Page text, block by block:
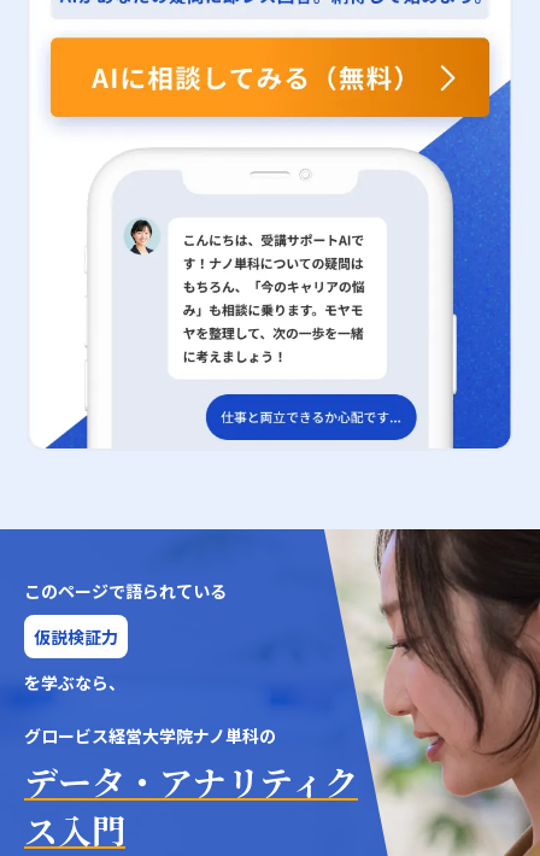
このページで語られている
仮説検証力
を学ぶなら、
グロービス経営大学院ナノ単科の
データ・アナリティク
ス入門